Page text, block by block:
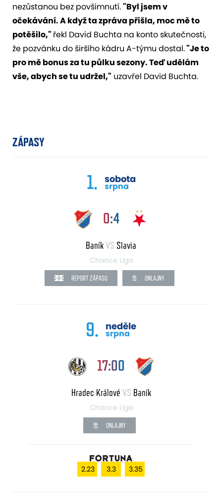
nezůstanou bez povšimnutí."Byl jsem v
očekávání. A když ta zpráva přišla, moc mě to
potěšilo," řekl David Buchta na konto skutečnosti,
že pozvánku do širšího kádru A-týmu dostal."Je to
pro mě bonus za tu půlku sezony. Teď udělám
vše, abych se tu udržel," uzavřel David Buchta.
ZÁPASY
1. sobota
srpna
0:4
BaníkVS Slavia
Chance Liga
REPORT ZÁPASU ONLAJNY
9. neděle
srpna
17:00
Hradec Králové VS Baník
Chance Liga
ONLAJNY
2.23 3.3 3.35